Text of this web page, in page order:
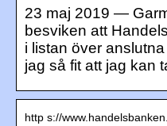
23 maj 2019 —
besviken att
i listan över
jag så fit att jag kan
http s://